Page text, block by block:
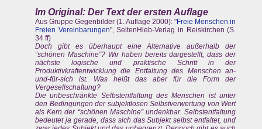
Im Original: Der Text der ersten Auflage
Aus Gruppe Gegenbilder (1. Auflage 2000): "Freie Menschen in
Freien Vereinbarungen", SeitenHieb-Verlag in Reiskirchen (S.
34 ff)
Doch gibt es überhaupt eine Alternative außerhalb der
“schönen Maschine”? Wir haben bereits dargestellt, dass der
nächste logische und praktische Schritt in der
Produktivkraftentwicklung die Entfaltung des Menschen an-
und-für-sich ist. Was heißt das aber für die Form der
Vergesellschaftung?
Die unbeschränkte Selbstentfaltung des Menschen ist unter
den Bedingungen der subjektlosen Selbstverwertung von Wert
als Kern der “schönen Maschine” undenkbar. Selbstentfaltung
bedeutet ja gerade, dass sich das Subjekt selbst entfaltet, und